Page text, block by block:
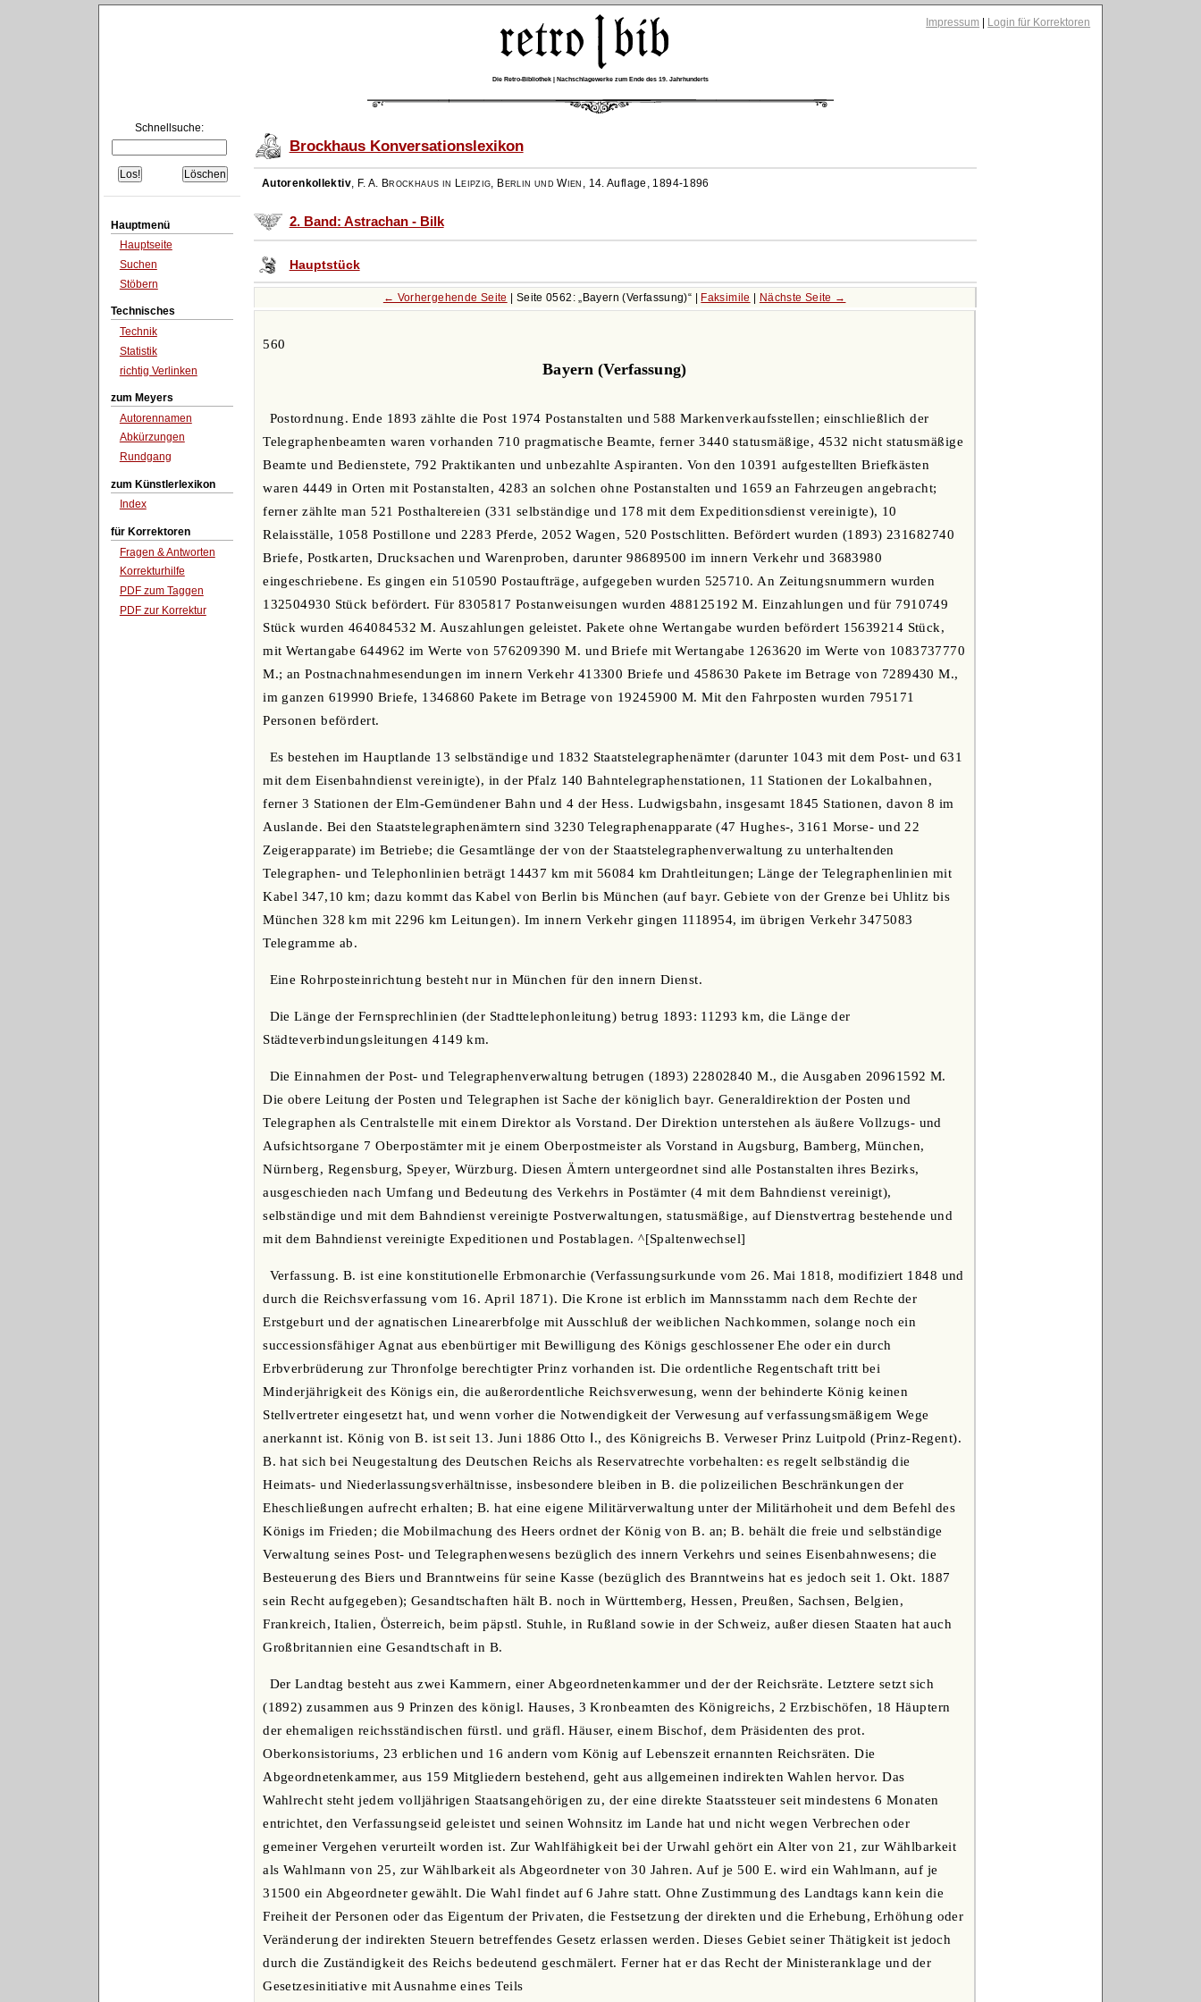
Impressum Login für Korrektoren
Die Retro-Bibliothek | Nachschlagewerke zum Ende des 19. Jahrhunderts
Schnellsuche:
Hauptmenü
Hauptseite
Suchen
Stöbern
Technisches
Technik
Statistik
richtig Verlinken
zum Meyers
Autorennamen
Abkürzungen
Rundgang
zum Künstlerlexikon
Index
für Korrektoren
Fragen & Antworten
Korrekturhilfe
PDF zum Taggen
PDF zur Korrektur
Brockhaus Konversationslexikon
Autorenkollektiv, F. A. Brockhaus in Leipzig, Berlin und Wien , 14. Auflage, 1894-1896
2. Band: Astrachan - Bilk
Hauptstück
← Vorhergehende Seite | Seite 0562: Bayern (Verfassung) | Faksimile | Nächste Seite →
560
Bayern (Verfassung)
Postordnung. Ende 1893 zählte die Post 1974 Postanstalten und 588 Markenverkaufsstellen; einschließlich der
Telegraphenbeamten waren vorhanden 710 pragmatische Beamte, ferner 3440 statusmäßige, 4532 nicht statusmäßige
Beamte und Bedienstete, 792 Praktikanten und unbezahlte Aspiranten. Von den 10391 aufgestellten Briefkästen
waren 4449 in Orten mit Postanstalten, 4283 an solchen ohne Postanstalten und 1659 an Fahrzeugen angebracht;
ferner zählte man 521 Posthaltereien (331 selbständige und 178 mit dem Expeditionsdienst vereinigte), 10
Relaisställe, 1058 Postillone und 2283 Pferde, 2052 Wagen, 520 Postschlitten. Befördert wurden (1893) 231682740
Briefe, Postkarten, Drucksachen und Warenproben, darunter 98689500 im innern Verkehr und 3683980
eingeschriebene. Es gingen ein 510590 Postaufträge, aufgegeben wurden 525710. An Zeitungsnummern wurden
132504930 Stück befördert. Für 8305817 Postanweisungen wurden 488125192 M. Einzahlungen und für 7910749
Stück wurden 464084532 M. Auszahlungen geleistet. Pakete ohne Wertangabe wurden befördert 15639214 Stück,
mit Wertangabe 644962 im Werte von 576209390 M. und Briefe mit Wertangabe 1263620 im Werte von 1083737770
M.; an Postnachnahmesendungen im innern Verkehr 413300 Briefe und 458630 Pakete im Betrage von 7289430 M.,
im ganzen 619990 Briefe, 1346860 Pakete im Betrage von 19245900 M. Mit den Fahrposten wurden 795171
Personen befördert.
Es bestehen im Hauptlande 13 selbständige und 1832 Staatstelegraphenämter (darunter 1043 mit dem Post- und 631
mit dem Eisenbahndienst vereinigte), in der Pfalz 140 Bahntelegraphenstationen, 11 Stationen der Lokalbahnen,
ferner 3 Stationen der Elm-Gemündener Bahn und 4 der Hess. Ludwigsbahn, insgesamt 1845 Stationen, davon 8 im
Auslande. Bei den Staatstelegraphenämtern sind 3230 Telegraphenapparate (47 Hughes-, 3161 Morse- und 22
Zeigerapparate) im Betriebe; die Gesamtlänge der von der Staatstelegraphenverwaltung zu unterhaltenden
Telegraphen- und Telephonlinien beträgt 14437 km mit 56084 km Drahtleitungen; Länge der Telegraphenlinien mit
Kabel 347,10 km; dazu kommt das Kabel von Berlin bis München (auf bayr. Gebiete von der Grenze bei Uhlitz bis
München 328 km mit 2296 km Leitungen). Im innern Verkehr gingen 1118954, im übrigen Verkehr 3475083
Telegramme ab.
Eine Rohrposteinrichtung besteht nur in München für den innern Dienst.
Die Länge der Fernsprechlinien (der Stadttelephonleitung) betrug 1893: 11293 km, die Länge der
Städteverbindungsleitungen 4149 km.
Die Einnahmen der Post- und Telegraphenverwaltung betrugen (1893) 22802840 M., die Ausgaben 20961592 M.
Die obere Leitung der Posten und Telegraphen ist Sache der königlich bayr. Generaldirektion der Posten und
Telegraphen als Centralstelle mit einem Direktor als Vorstand. Der Direktion unterstehen als äußere Vollzugs- und
Aufsichtsorgane 7 Oberpostämter mit je einem Oberpostmeister als Vorstand in Augsburg, Bamberg, München,
Nürnberg, Regensburg, Speyer, Würzburg. Diesen Ämtern untergeordnet sind alle Postanstalten ihres Bezirks,
ausgeschieden nach Umfang und Bedeutung des Verkehrs in Postämter (4 mit dem Bahndienst vereinigt),
selbständige und mit dem Bahndienst vereinigte Postverwaltungen, statusmäßige, auf Dienstvertrag bestehende und
mit dem Bahndienst vereinigte Expeditionen und Postablagen. ^[Spaltenwechsel]
Verfassung. B. ist eine konstitutionelle Erbmonarchie (Verfassungsurkunde vom 26. Mai 1818, modifiziert 1848 und
durch die Reichsverfassung vom 16. April 1871). Die Krone ist erblich im Mannsstamm nach dem Rechte der
Erstgeburt und der agnatischen Linearerbfolge mit Ausschluß der weiblichen Nachkommen, solange noch ein
successionsfähiger Agnat aus ebenbürtiger mit Bewilligung des Königs geschlossener Ehe oder ein durch
Erbverbrüderung zur Thronfolge berechtigter Prinz vorhanden ist. Die ordentliche Regentschaft tritt bei
Minderjährigkeit des Königs ein, die außerordentliche Reichsverwesung, wenn der behinderte König keinen
Stellvertreter eingesetzt hat, und wenn vorher die Notwendigkeit der Verwesung auf verfassungsmäßigem Wege
anerkannt ist. König von B. ist seit 13. Juni 1886 Otto Ⅰ., des Königreichs B. Verweser Prinz Luitpold (Prinz-Regent).
B. hat sich bei Neugestaltung des Deutschen Reichs als Reservatrechte vorbehalten: es regelt selbständig die
Heimats- und Niederlassungsverhältnisse, insbesondere bleiben in B. die polizeilichen Beschränkungen der
Eheschließungen aufrecht erhalten; B. hat eine eigene Militärverwaltung unter der Militärhoheit und dem Befehl des
Königs im Frieden; die Mobilmachung des Heers ordnet der König von B. an; B. behält die freie und selbständige
Verwaltung seines Post- und Telegraphenwesens bezüglich des innern Verkehrs und seines Eisenbahnwesens; die
Besteuerung des Biers und Branntweins für seine Kasse (bezüglich des Branntweins hat es jedoch seit 1. Okt. 1887
sein Recht aufgegeben); Gesandtschaften hält B. noch in Württemberg, Hessen, Preußen, Sachsen, Belgien,
Frankreich, Italien, Österreich, beim päpstl. Stuhle, in Rußland sowie in der Schweiz, außer diesen Staaten hat auch
Großbritannien eine Gesandtschaft in B.
Der Landtag besteht aus zwei Kammern, einer Abgeordnetenkammer und der der Reichsräte. Letztere setzt sich
(1892) zusammen aus 9 Prinzen des königl. Hauses, 3 Kronbeamten des Königreichs, 2 Erzbischöfen, 18 Häuptern
der ehemaligen reichsständischen fürstl. und gräfl. Häuser, einem Bischof, dem Präsidenten des prot.
Oberkonsistoriums, 23 erblichen und 16 andern vom König auf Lebenszeit ernannten Reichsräten. Die
Abgeordnetenkammer, aus 159 Mitgliedern bestehend, geht aus allgemeinen indirekten Wahlen hervor. Das
Wahlrecht steht jedem volljährigen Staatsangehörigen zu, der eine direkte Staatssteuer seit mindestens 6 Monaten
entrichtet, den Verfassungseid geleistet und seinen Wohnsitz im Lande hat und nicht wegen Verbrechen oder
gemeiner Vergehen verurteilt worden ist. Zur Wahlfähigkeit bei der Urwahl gehört ein Alter von 21, zur Wählbarkeit
als Wahlmann von 25, zur Wählbarkeit als Abgeordneter von 30 Jahren. Auf je 500 E. wird ein Wahlmann, auf je
31500 ein Abgeordneter gewählt. Die Wahl findet auf 6 Jahre statt. Ohne Zustimmung des Landtags kann kein die
Freiheit der Personen oder das Eigentum der Privaten, die Festsetzung der direkten und die Erhebung, Erhöhung oder
Veränderung der indirekten Steuern betreffendes Gesetz erlassen werden. Dieses Gebiet seiner Thätigkeit ist jedoch
durch die Zuständigkeit des Reichs bedeutend geschmälert. Ferner hat er das Recht der Ministeranklage und der
Gesetzesinitiative mit Ausnahme eines Teils